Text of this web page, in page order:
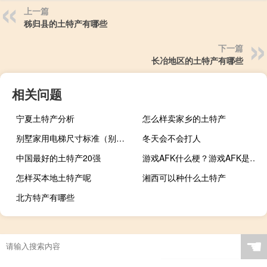
上一篇
秭归县的土特产有哪些
下一篇
长冶地区的土特产有哪些
相关问题
宁夏土特产分析
怎么样卖家乡的土特产
别墅家用电梯尺寸标准（别墅家用电梯尺寸）
冬天会不会打人
中国最好的土特产20强
游戏AFK什么梗？游戏AFK是什么意思什么梗
怎样买本地土特产呢
湘西可以种什么土特产
北方特产有哪些
☚